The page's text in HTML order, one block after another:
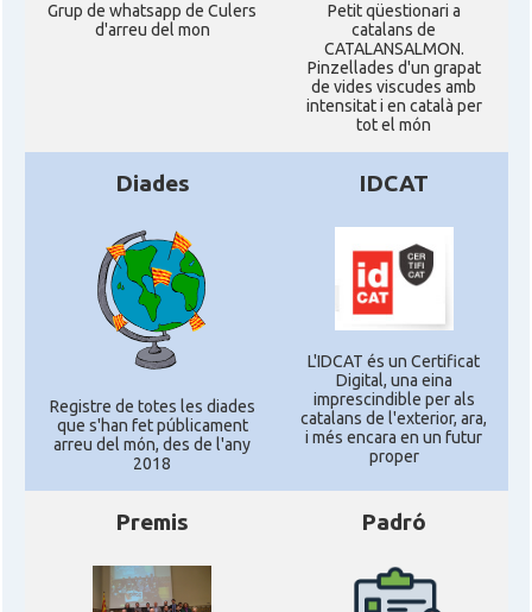
Grup de whatsapp de Culers
d'arreu del mon
Petit qüestionari a
catalans de
CATALANSALMON.
Pinzellades d'un grapat
de vides viscudes amb
intensitat i en català per
tot el món
Diades
Registre de totes les diades
que s'han fet públicament
arreu del món, des de l'any
2018
IDCAT
L'IDCAT és un Certificat
Digital, una eina
imprescindible per als
catalans de l'exterior, ara,
i més encara en un futur
proper
Premis Padró